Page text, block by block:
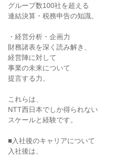
グループ数100社を超える
連結決算・税務申告の知識。
・経営分析・企画力
財務諸表を深く読み解き、
経営陣に対して
事業の未来について
提言する力。
これらは、
NTT西日本でしか得られない
スケールと経験です。
■入社後のキャリアについて
入社後は、